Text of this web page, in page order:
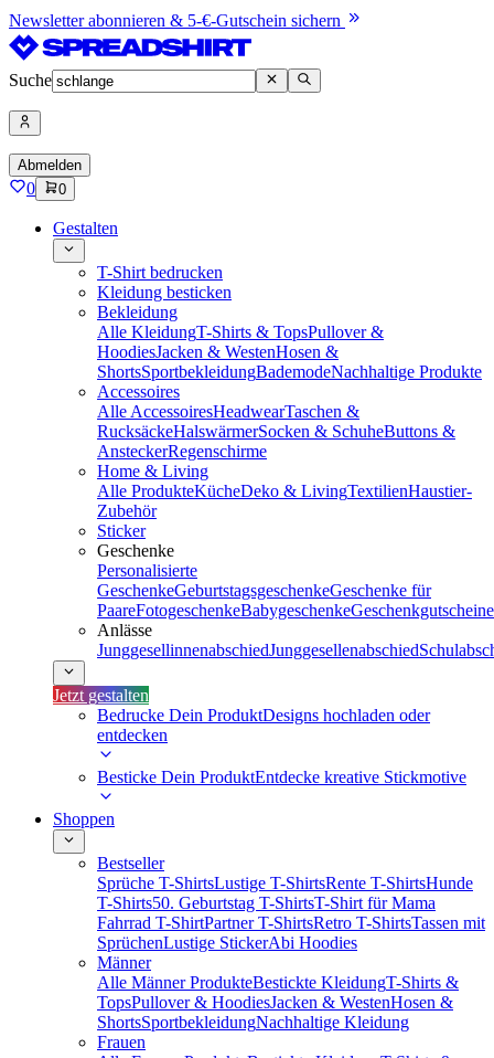
Newsletter abonnieren & 5-€-Gutschein sichern
Suche
Abmelden
0 0
Gestalten
T-Shirt bedrucken
Kleidung besticken
Bekleidung
Alle KleidungT-Shirts & TopsPullover &
HoodiesJacken & WestenHosen &
ShortsSportbekleidungBademodeNachhaltige Produkte
Accessoires
Alle AccessoiresHeadwearTaschen &
RucksäckeHalswärmerSocken & SchuheButtons &
AnsteckerRegenschirme
Home & Living
Alle ProdukteKücheDeko & LivingTextilienHaustier-
Zubehör
Sticker
Geschenke
Personalisierte
GeschenkeGeburtstagsgeschenkeGeschenke für
PaareFotogeschenkeBabygeschenkeGeschenkgutscheine
Anlässe
JunggesellinnenabschiedJunggesellenabschied
Jetzt gestalten
Bedrucke Dein ProduktDesigns hochladen oder
entdecken
Besticke Dein ProduktEntdecke kreative Stickmotive
Shoppen
Bestseller
Sprüche T-ShirtsLustige T-ShirtsRente T-ShirtsHunde
T-Shirts50. Geburtstag T-ShirtsT-Shirt für Mama
Fahrrad T-ShirtPartner T-ShirtsRetro T-ShirtsTassen mit
SprüchenLustige StickerAbi Hoodies
Männer
Alle Männer ProdukteBestickte KleidungT-Shirts &
TopsPullover & HoodiesJacken & WestenHosen &
ShortsSportbekleidungNachhaltige Kleidung
Frauen